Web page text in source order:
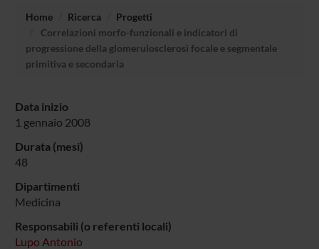
Home Ricerca
Progetti
Correlazioni morfo-funzionali e indicatori di
progressione della glomerulosclerosi focale e segmentale
primitiva e secondaria
Data inizio
1 gennaio 2008
Durata (mesi)
48
Dipartimenti
Medicina
Responsabili (o referenti locali)
Lupo Antonio